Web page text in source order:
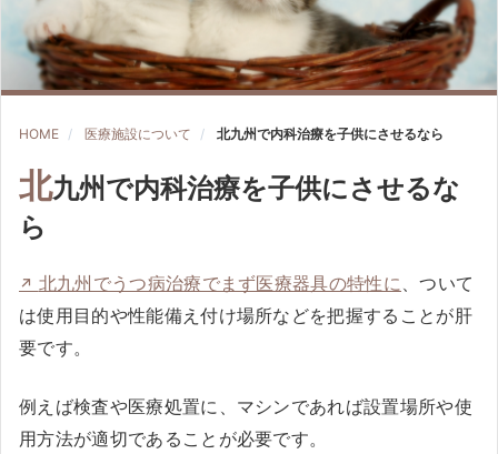
HOME 医療施設について 北九州で内科治療を子供にさせるなら
北九州で内科治療を子供にさせるな
ら
北九州でうつ病治療でまず医療器具の特性に、ついて
は使用目的や性能備え付け場所などを把握することが肝
要です。
例えば検査や医療処置に、マシンであれば設置場所や使
用方法が適切であることが必要です。